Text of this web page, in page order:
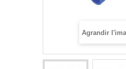
Agrandir